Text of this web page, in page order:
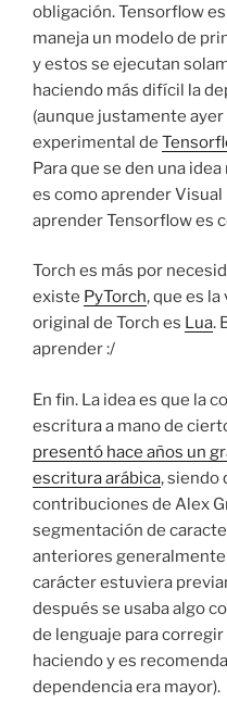
obligación. Tensorflow
maneja un modelo de
y estos se ejecutan
haciendo más difícil la
(aunque justamente
experimental de
Para que se den una
es como aprender Visual
aprender Tensorflow es
Torch es más por
existe PyTorch, que es
original de Torch es Lua.
aprender :/
En fin. La idea es que la
escritura a mano de
presentó hace años un
escritura arábica, siendo
contribuciones de Alex
segmentación de
anteriores
carácter estuviera
después se usaba algo
de lenguaje para
haciendo y es
dependencia era mayor).